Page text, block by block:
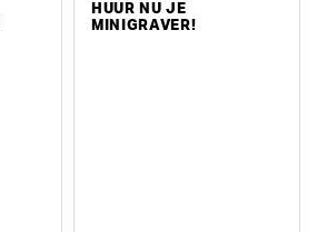
HUUR NU JE
MINIGRAVER!